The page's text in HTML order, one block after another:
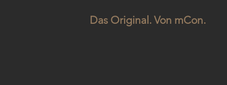
Das Original. Von mCon.